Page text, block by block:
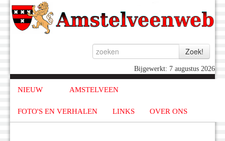
Bijgewerkt: 7 augustus 2026
NIEUW AMSTELVEEN
FOTO'S EN VERHALEN LINKS OVER ONS